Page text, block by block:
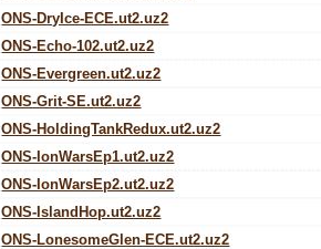
ONS-DryIce-ECE.ut2.uz2
ONS-Echo-102.ut2.uz2
ONS-Evergreen.ut2.uz2
ONS-Grit-SE.ut2.uz2
ONS-HoldingTankRedux.ut2.uz2
ONS-IonWarsEp1.ut2.uz2
ONS-IonWarsEp2.ut2.uz2
ONS-IslandHop.ut2.uz2
ONS-LonesomeGlen-ECE.ut2.uz2